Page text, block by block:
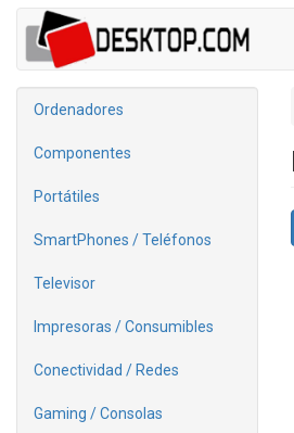
Ordenadores
Componentes
Portátiles
SmartPhones / Teléfonos
Televisor
Impresoras / Consumibles
Conectividad / Redes
Gaming / Consolas